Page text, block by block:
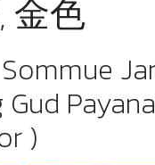
金色
Gud
)